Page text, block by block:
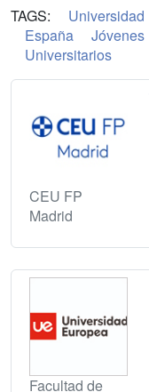
TAGS: Universidad
España
Jóvenes
Universitarios
CEU FP
Madrid
Facultad de